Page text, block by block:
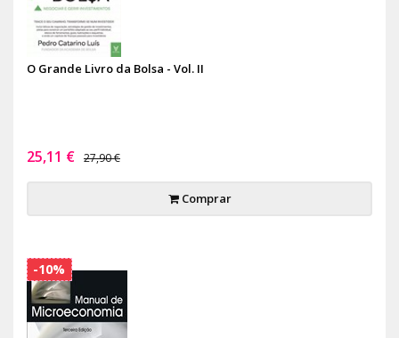
O Grande Livro da Bolsa - Vol. II
25,11 € 27,90 €
Comprar
-10%